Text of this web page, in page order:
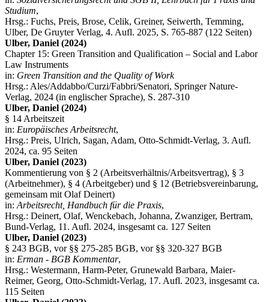
Studium,
Hrsg.: Fuchs, Preis, Brose, Celik, Greiner, Seiwerth, Temming,
Ulber, De Gruyter Verlag, 4. Aufl. 2025, S. 765-887 (122 Seiten)
Ulber, Daniel (2024)
Chapter 15: Green Transition and Qualification – Social and Labor
Law Instruments
in: Green Transition and the Quality of Work
Hrsg.: Ales/Addabbo/Curzi/Fabbri/Senatori, Springer Nature-
Verlag, 2024 (in englischer Sprache), S. 287-310
Ulber, Daniel (2024)
§ 14 Arbeitszeit
in: Europäisches Arbeitsrecht,
Hrsg.: Preis, Ulrich, Sagan, Adam, Otto-Schmidt-Verlag, 3. Aufl.
2024, ca. 95 Seiten
Ulber, Daniel (2023)
Kommentierung von § 2 (Arbeitsverhältnis/Arbeitsvertrag), § 3
(Arbeitnehmer), § 4 (Arbeitgeber) und § 12 (Betriebsvereinbarung,
gemeinsam mit Olaf Deinert)
in: Arbeitsrecht, Handbuch für die Praxis,
Hrsg.: Deinert, Olaf, Wenckebach, Johanna, Zwanziger, Bertram,
Bund-Verlag, 11. Aufl. 2024, insgesamt ca. 127 Seiten
Ulber, Daniel (2023)
§ 243 BGB, vor §§ 275-285 BGB, vor §§ 320-327 BGB
in: Erman - BGB Kommentar,
Hrsg.: Westermann, Harm-Peter, Grunewald Barbara, Maier-
Reimer, Georg, Otto-Schmidt-Verlag, 17. Aufl. 2023, insgesamt ca.
115 Seiten